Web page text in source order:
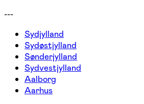
---
Sydjylland
Sydøstjylland
Sønderjylland
Sydvestjylland
Aalborg
Aarhus